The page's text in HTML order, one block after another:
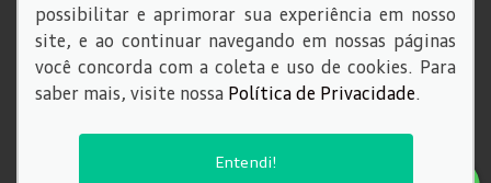
Sistema de informações de Créditos (SCR)
Código de Conduta
Política de privacidade
possibilitar e aprimorar sua experiência em nosso
site, e ao continuar navegando em nossas páginas
você concorda com a coleta e uso de cookies. Para
saber mais, visite nossa Política de Privacidade.
Entendi!